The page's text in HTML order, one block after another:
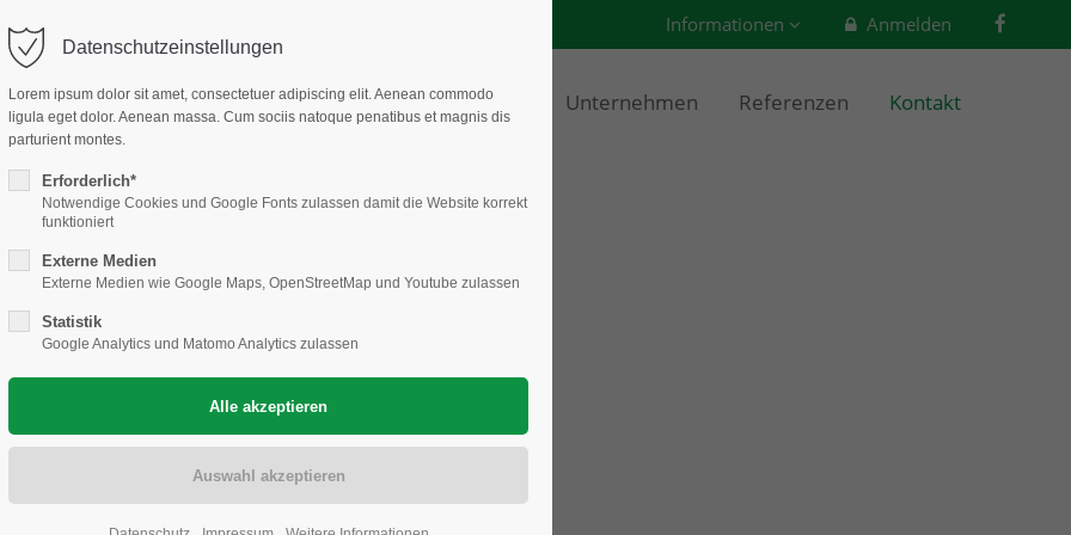
dolor sit amet:
/ 365days
Cybersteel Inc.
+44 1234 567 890
Drop us a line
gmbh.de Informationen Anmelden
Home Dienstleistungen Unternehmen Referenzen Kontakt
Datenschutzeinstellungen
Lorem ipsum dolor sit amet, consectetuer adipiscing elit. Aenean commodo
ligula eget dolor. Aenean massa. Cum sociis natoque penatibus et magnis dis
parturient montes.
Erforderlich*
Notwendige Cookies und Google Fonts zulassen damit die Website korrekt
funktioniert
Externe Medien
Externe Medien wie Google Maps, OpenStreetMap und Youtube zulassen
Statistik
Google Analytics und Matomo Analytics zulassen